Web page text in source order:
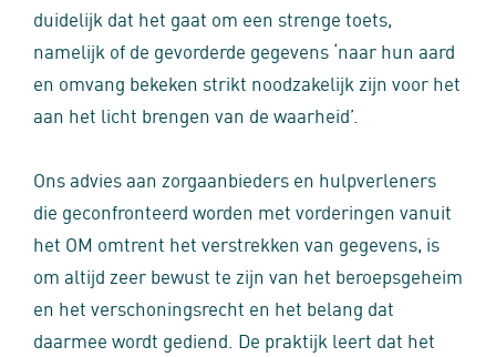
duidelijk dat het gaat om een strenge toets,
namelijk of de gevorderde gegevens ‘naar hun aard
en omvang bekeken strikt noodzakelijk zijn voor het
aan het licht brengen van de waarheid’.
Ons advies aan zorgaanbieders en hulpverleners
die geconfronteerd worden met vorderingen vanuit
het OM omtrent het verstrekken van gegevens, is
om altijd zeer bewust te zijn van het beroepsgeheim
en het verschoningsrecht en het belang dat
daarmee wordt gediend. De praktijk leert dat het